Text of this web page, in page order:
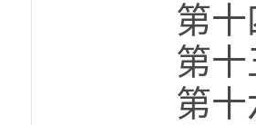
第十四
第十
第十